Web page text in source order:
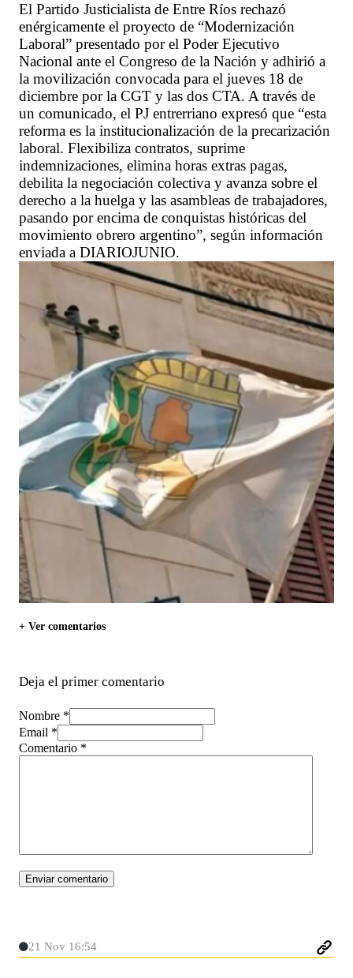
El Partido Justicialista de Entre Ríos rechazó
enérgicamente el proyecto de “Modernización
Laboral” presentado por el Poder Ejecutivo
Nacional ante el Congreso de la Nación y adhirió a
la movilización convocada para el jueves 18 de
diciembre por la CGT y las dos CTA. A través de
un comunicado, el PJ entrerriano expresó que “esta
reforma es la institucionalización de la precarización
laboral. Flexibiliza contratos, suprime
indemnizaciones, elimina horas extras pagas,
debilita la negociación colectiva y avanza sobre el
derecho a la huelga y las asambleas de trabajadores,
pasando por encima de conquistas históricas del
movimiento obrero argentino”, según información
enviada a DIARIOJUNIO.
+ Ver comentarios
Deja el primer comentario
Nombre *
Email *
Comentario *
21 Nov 16:54